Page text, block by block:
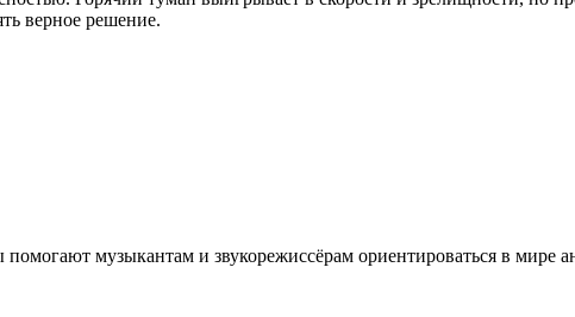
верное решение.
музыкантам и звукорежиссёрам ориентироваться в мире